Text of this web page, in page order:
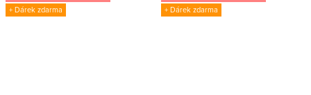
+ Dárek zdarma
+ Dárek zdarma